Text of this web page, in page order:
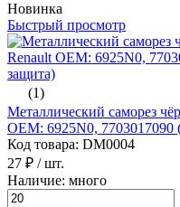
Новинка
Быстрый просмотр
(1)
Металлический саморез
ОЕМ: 6925N0, 7703017090
Код товара: DM0004
27 ₽ / шт.
Наличие: много